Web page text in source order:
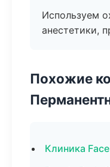
Используем
анестетики,
Похожие
Клиника